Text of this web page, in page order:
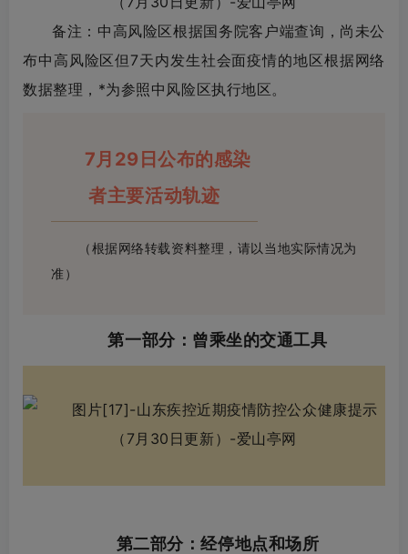
备注：中高风险区根据国务院客户端查询，尚未公
布中高风险区但7天内发生社会面疫情的地区根据网络
数据整理，*为参照中风险区执行地区。
7月29日公布的感染
者主要活动轨迹
（根据网络转载资料整理，请以当地实际情况为
准）
第一部分：曾乘坐的交通工具
第二部分：经停地点和场所